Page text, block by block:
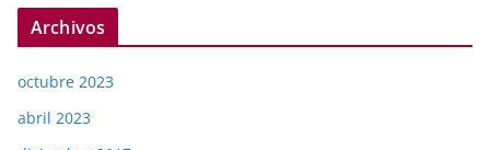
Archivos
octubre 2023
abril 2023